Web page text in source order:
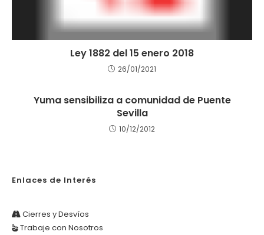
Ley 1882 del 15 enero 2018
26/01/2021
Yuma sensibiliza a comunidad de Puente
Sevilla
10/12/2012
Enlaces de Interés
Cierres y Desvíos
Trabaje con Nosotros